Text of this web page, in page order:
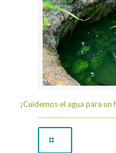
¡Cuidemos el agua para